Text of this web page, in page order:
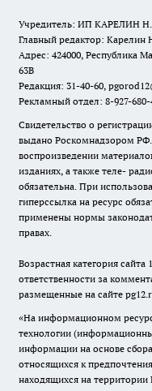
Учредитель: ИП КАРЕЛИН
Главный редактор: Карелин
Адрес: 424000, Республика
63В
Редакция: 31-40-60,
Рекламный отдел: 8-927-
Свидетельство о
выдано Роскомнадзором
воспроизведении
изданиях, а также теле-
обязательна. При
гиперссылка на ресурс
применены нормы
правах.
Возрастная категория сайта
ответственности за
размещенные на сайте
«На информационном
технологии
информации на основе
относящихся к
находящихся на